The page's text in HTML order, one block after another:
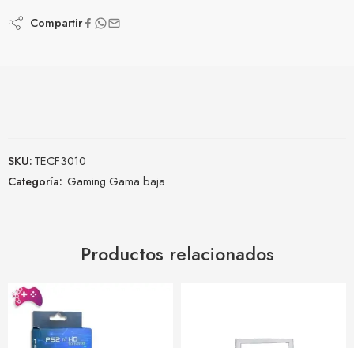
Compartir
SKU:TECF3010
Categoría: Gaming Gama baja
Productos relacionados